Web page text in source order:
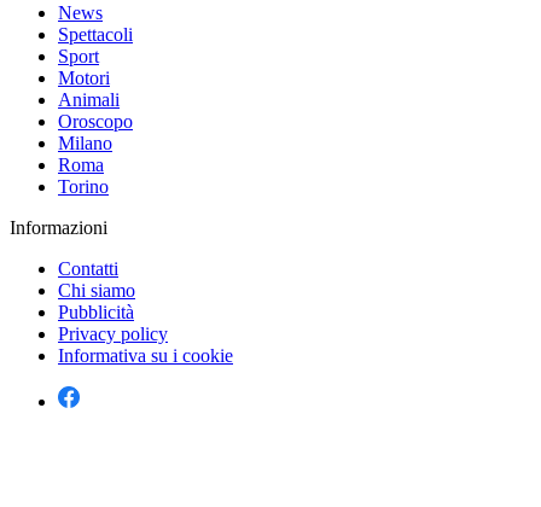
News
Spettacoli
Sport
Motori
Animali
Oroscopo
Milano
Roma
Torino
Informazioni
Contatti
Chi siamo
Pubblicità
Privacy policy
Informativa su i cookie